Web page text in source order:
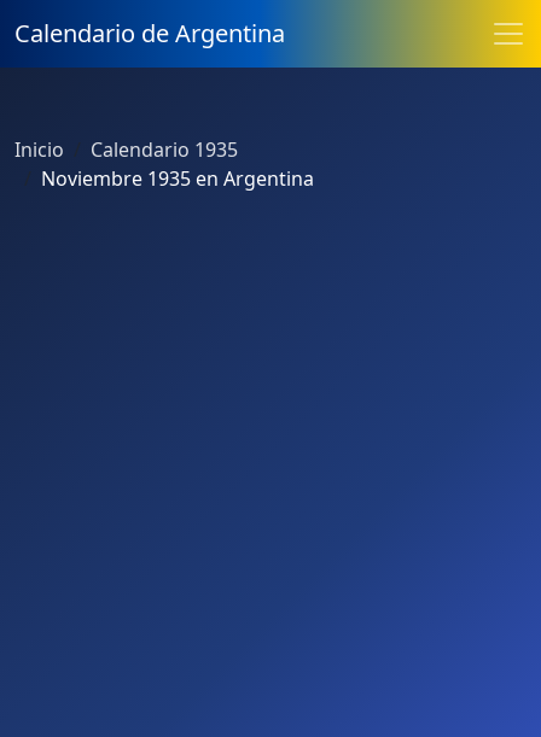
Calendario de Argentina
Inicio
Calendario 1935
Noviembre 1935 en Argentina